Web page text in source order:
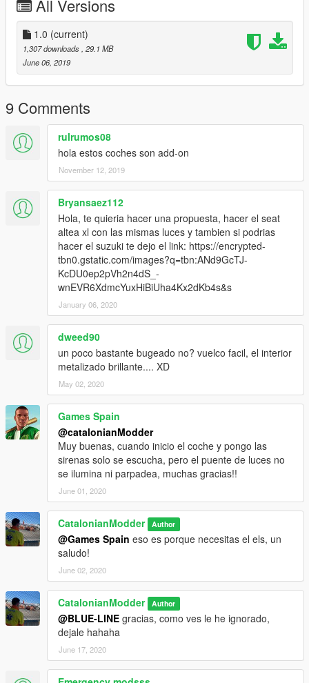
All Versions
1.0 (current)
1,307 downloads , 29.1 MB
June 06, 2019
9 Comments
rulrumos08
hola estos coches son add-on
November 12, 2019
Bryansaez112
Hola, te quieria hacer una propuesta, hacer el seat
altea xl con las mismas luces y tambien si podrias
hacer el suzuki te dejo el link: https://encrypted-
tbn0.gstatic.com/images?q=tbn:ANd9GcTJ-
KcDU0ep2pVh2n4dS_-
wnEVR6XdmcYuxHiBiUha4Kx2dKb4s&s
January 06, 2020
dweed90
un poco bastante bugeado no? vuelco facil, el interior
metalizado brillante.... XD
May 02, 2020
Games Spain
@catalonianModder
Muy buenas, cuando inicio el coche y pongo las
sirenas solo se escucha, pero el puente de luces no
se ilumina ni parpadea, muchas gracias!!
June 01, 2020
CatalonianModder Author
@Games Spain eso es porque necesitas el els, un
saludo!
June 02, 2020
CatalonianModder Author
@BLUE-LINE gracias, como ves le he ignorado,
dejale hahaha
June 17, 2020